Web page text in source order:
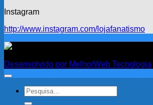
Instagram
http://www.instagram.com/lojafanatismo
Desenvolvido por MelhorWeb Tecnologia
Pesquisar
por: